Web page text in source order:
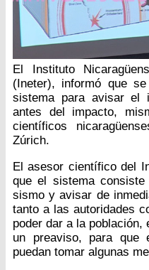
El Instituto
(Ineter), informó que
sistema para avisar el
antes del impacto,
científicos
Zúrich.
El asesor científico del
que el sistema
sismo y avisar de
tanto a las autoridades
poder dar a la población,
un preaviso, para que
puedan tomar algunas